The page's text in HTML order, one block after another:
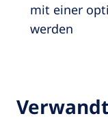
mit einer
werden